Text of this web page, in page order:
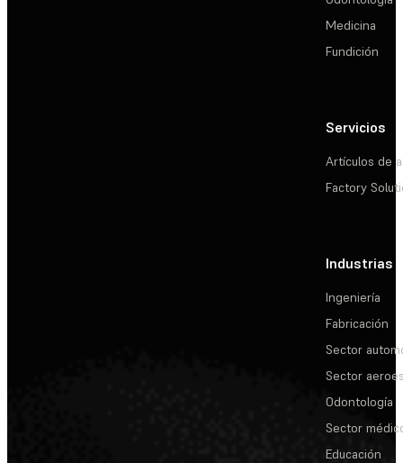
Medicina
Fundición
Servicios
Artículos de
Factory
Industrias
Ingeniería
Fabricación
Sector
Sector
Odontología
Sector
Educación